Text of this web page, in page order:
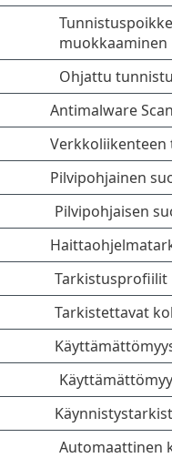
muokkaaminen
Ohjattu
Antimalware
Verkkoliikenteen
Pilvipohjainen
Pilvipohjaisen
Tarkistusprofiilit
Tarkistettavat
Automaattinen